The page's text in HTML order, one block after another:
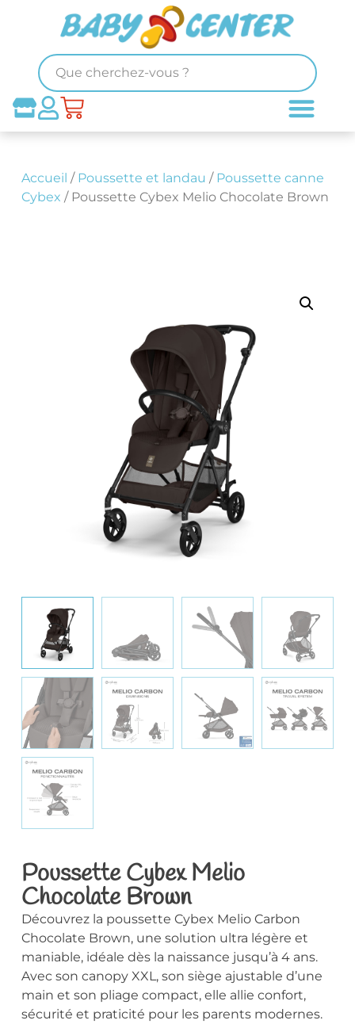
Accueil / Poussette et landau / Poussette canne
Cybex / Poussette Cybex Melio Chocolate Brown
Poussette Cybex Melio
Chocolate Brown
Découvrez la poussette Cybex Melio Carbon
Chocolate Brown, une solution ultra légère et
maniable, idéale dès la naissance jusqu’à 4 ans.
Avec son canopy XXL, son siège ajustable d’une
main et son pliage compact, elle allie confort,
sécurité et praticité pour les parents modernes.